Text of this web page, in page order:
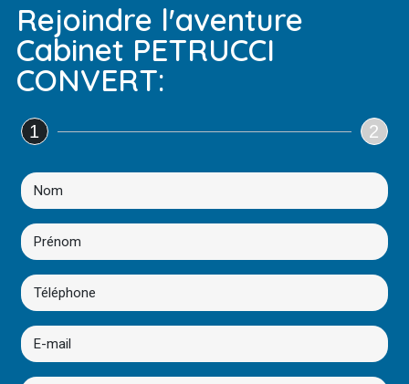
Rejoindre l'aventure
Cabinet PETRUCCI
CONVERT:
1 2